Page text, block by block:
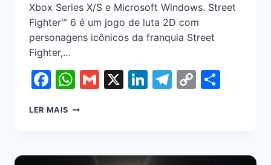
Xbox Series X/S e Microsoft Windows. Street
Fighter™ 6 é um jogo de luta 2D com
personagens icônicos da franquia Street
Fighter,…
Facebook
WhatsApp
Gmail
X LinkedIn
Telegram
Copy
LER MAIS